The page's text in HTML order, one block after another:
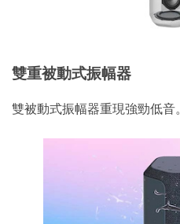
雙重被動式振幅器
雙被動式振幅器重現強勁低音。